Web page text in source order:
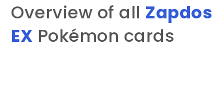
Overview of all Zapdos
EX Pokémon cards